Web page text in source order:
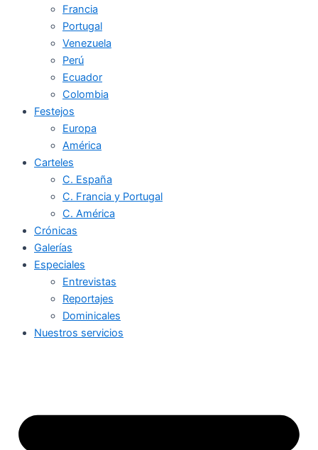
Francia
Portugal
Venezuela
Perú
Ecuador
Colombia
Festejos
Europa
América
Carteles
C. España
C. Francia y Portugal
C. América
Crónicas
Galerías
Especiales
Entrevistas
Reportajes
Dominicales
Nuestros servicios